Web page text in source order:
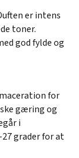
er intens
toner.
god fylde og
for
gæring og
i
grader for at